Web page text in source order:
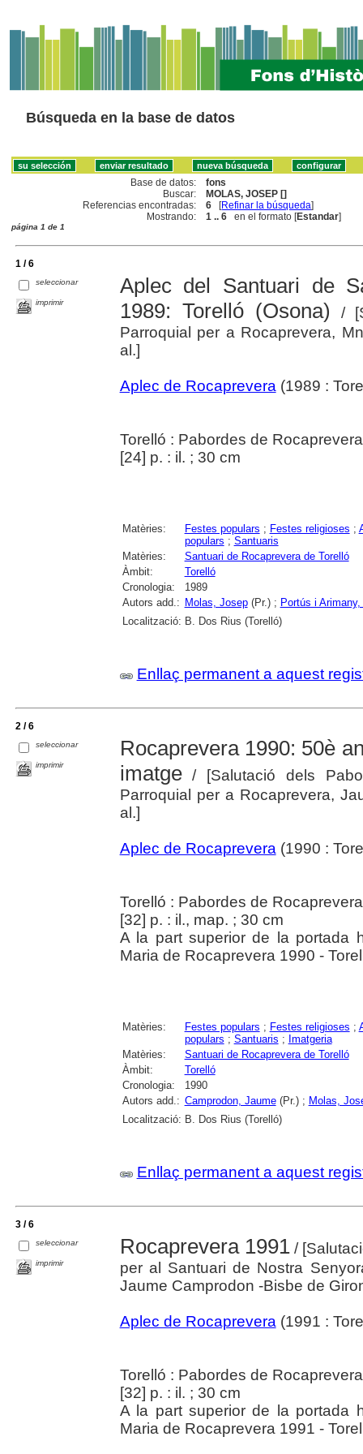
Búsqueda en la base de datos
Base de datos:
fons
Buscar:
MOLAS, JOSEP []
Referencias encontradas:
6 [Refinar la búsqueda]
Mostrando:
1 .. 6 en el formato [Estandar]
página 1 de 1
1 / 6
seleccionar
imprimir
Aplec del Santuari de
1989: Torelló (Osona)
/
Parroquial per a Rocaprevera,
al.]
Aplec de Rocaprevera (1989 :
Torelló : Pabordes de
[24] p. : il. ; 30 cm
Matèries: Festes populars ; Festes religioses ;
populars ; Santuaris
Matèries:
Santuari de Rocaprevera de Torelló
Àmbit:
Torelló
Cronologia:
1989
Autors add.: Molas, Josep(Pr.) ; Portús i
Localització: B. Dos Rius (Torelló)
Enllaç permanent a aquest
2 / 6
seleccionar
imprimir
Rocaprevera 1990: 50è
imatge/ [Salutació dels
Parroquial per a Rocaprevera,
al.]
Aplec de Rocaprevera (1990 :
Torelló : Pabordes de
[32] p. : il., map. ; 30 cm
A la part superior de la portada
Maria de Rocaprevera 1990 -
Matèries: Festes populars ; Festes religioses ;
populars ; Santuaris ; Imatgeria
Matèries:
Santuari de Rocaprevera de Torelló
Àmbit:
Torelló
Cronologia:
1990
Autors add.: Camprodon, Jaume(Pr.) ; Molas,
Localització: B. Dos Rius (Torelló)
Enllaç permanent a aquest
3 / 6
seleccionar
imprimir
Rocaprevera 1991/
per al Santuari de Nostra
Jaume Camprodon -Bisbe de
Aplec de Rocaprevera (1991 :
Torelló : Pabordes de
[32] p. : il. ; 30 cm
A la part superior de la portada
Maria de Rocaprevera 1991 -